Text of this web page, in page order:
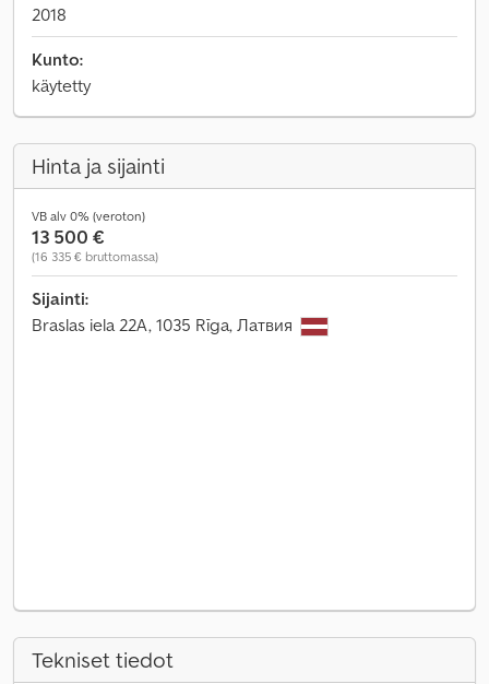
2018
Kunto:
käytetty
Hinta ja sijainti
VB alv 0% (veroton)
13 500 €
(16 335 € bruttomassa)
Sijainti:
Braslas iela 22A, 1035 Rīga, Латвия
Tekniset tiedot